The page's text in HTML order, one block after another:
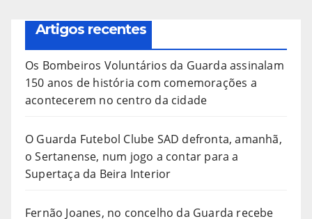
Artigos recentes
Os Bombeiros Voluntários da Guarda assinalam
150 anos de história com comemorações a
acontecerem no centro da cidade
O Guarda Futebol Clube SAD defronta, amanhã,
o Sertanense, num jogo a contar para a
Supertaça da Beira Interior
Fernão Joanes, no concelho da Guarda recebe